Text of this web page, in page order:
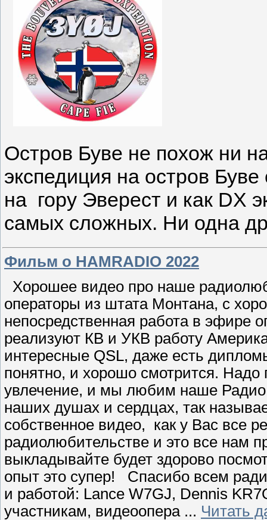
Остров Буве не похож ни
экспедиция на остров
на гору Эверест и как DX
самых сложных. Ни одна
Фильм о HAMRADIO 2022
Хорошее видео про наше
операторы из штата Монтана, с
непосредственная работа в эфире
реализуют КВ и УКВ работу
интересные QSL, даже есть
понятно, и хорошо смотрится.
увлечение, и мы любим наше Радио
наших душах и сердцах, так
собственное видео, как у Вас все
радиолюбительстве и это все нам
выкладывайте будет здорово
опыт это супер! Спасибо всем
и работой: Lance W7GJ, Dennis
участникам, видеоопера ... Читать